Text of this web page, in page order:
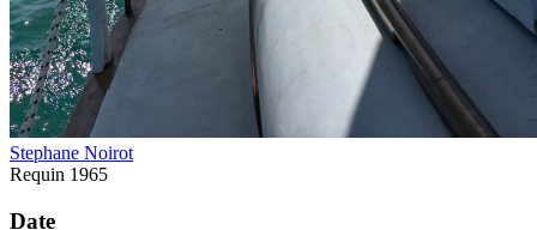
Stephane Noirot
Requin 1965
Date